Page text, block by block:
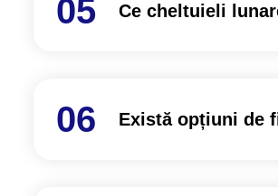
Ce cheltuieli
Există opțiuni de